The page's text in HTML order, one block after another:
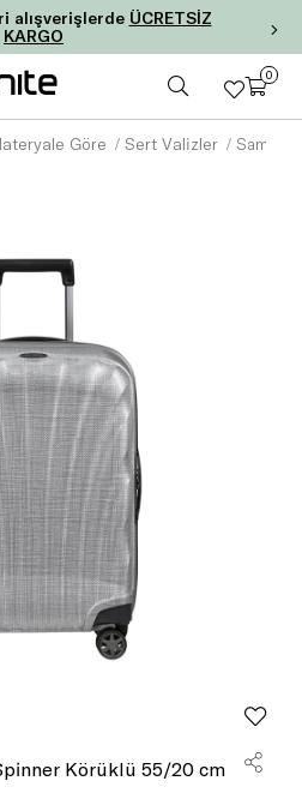
alışverişlerde ÜCRETSİZ
KARGO
0
Göre Sert Valizler
Körüklü 55/20 cm